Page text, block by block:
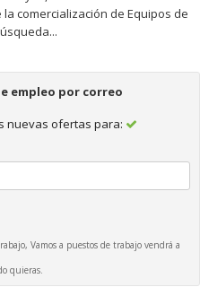
comercialización de Equipos de
empleo por correo
nuevas ofertas para:
Vamos a puestos de trabajo vendrá a
quieras.